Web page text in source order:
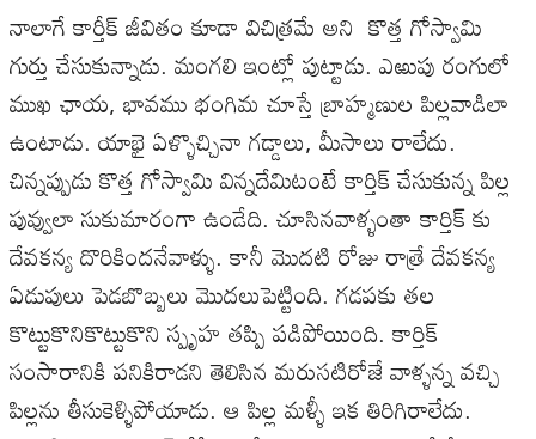
నాలాగే కార్తీక్ జీవితం కూడా విచిత్రమే అని కొత్త గోస్వామి
గుర్తు చేసుకున్నాడు. మంగలి ఇంట్లో పుట్టాడు. ఎఱుపు రంగులో
ముఖ ఛాయ, భావము భంగిమ చూస్తే బ్రాహ్మణుల పిల్లవాడిలా
ఉంటాడు. యాభై ఏళ్ళొచ్చినా గడ్డాలు, మీసాలు రాలేదు.
చిన్నప్పుడు కొత్త గోస్వామి విన్నదేమిటంటే కార్తిక్ చేసుకున్న పిల్ల
పువ్వులా సుకుమారంగా ఉండేది. చూసినవాళ్ళంతా కార్తిక్ కు
దేవకన్య దొరికిందనేవాళ్ళు. కానీ మొదటి రోజు రాత్రే దేవకన్య
ఏడుపులు పెడబొబ్బలు మొదలుపెట్టింది. గడపకు తల
కొట్టుకొనికొట్టుకొని స్పృహ తప్పి పడిపోయింది. కార్తిక్
సంసారానికి పనికిరాడని తెలిసిన మరుసటిరోజే వాళ్ళన్న వచ్చి
పిల్లను తీసుకెళ్ళిపోయాడు. ఆ పిల్ల మళ్ళీ ఇక తిరిగిరాలేదు.